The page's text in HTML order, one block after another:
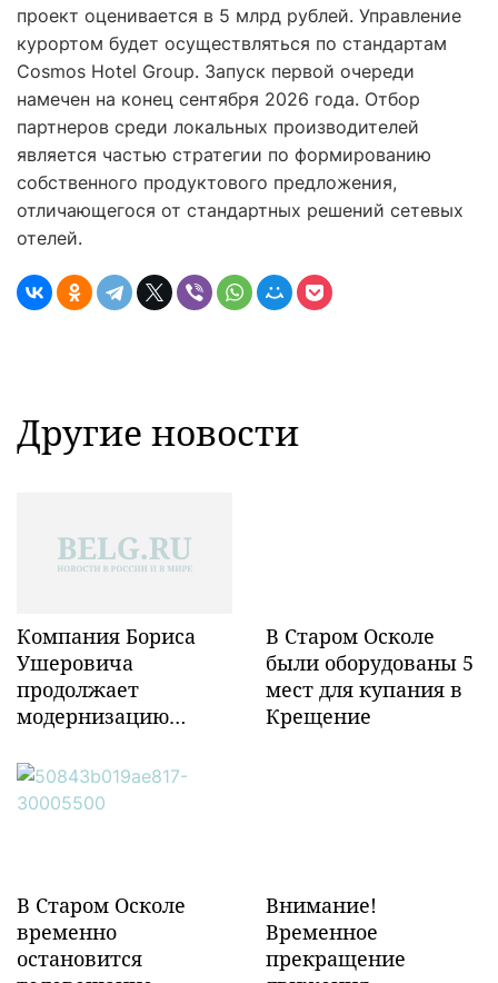
проект оценивается в 5 млрд рублей. Управление
курортом будет осуществляться по стандартам
Cosmos Hotel Group. Запуск первой очереди
намечен на конец сентября 2026 года. Отбор
партнеров среди локальных производителей
является частью стратегии по формированию
собственного продуктового предложения,
отличающегося от стандартных решений сетевых
отелей.
Другие новости
Компания Бориса
Ушеровича
продолжает
модернизацию
инфраструктуры в
Забайкалье
В Старом Осколе
были оборудованы 5
мест для купания в
Крещение
В Старом Осколе
временно
остановится
Внимание!
Временное
прекращение